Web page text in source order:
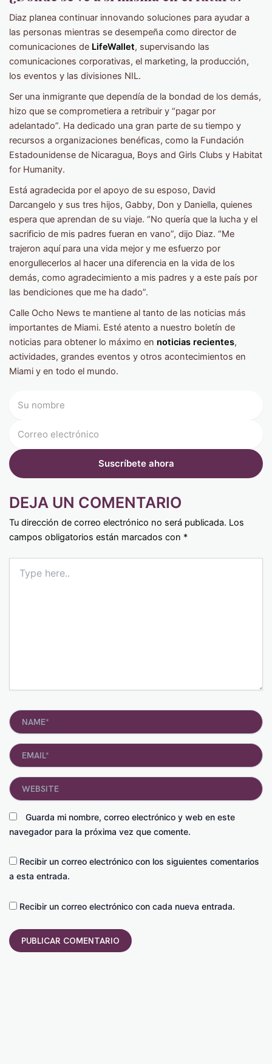
Diaz planea continuar innovando soluciones para ayudar a
las personas mientras se desempeña como director de
comunicaciones de LifeWallet, supervisando las
comunicaciones corporativas, el marketing, la producción,
los eventos y las divisiones NIL.
Ser una inmigrante que dependía de la bondad de los demás,
hizo que se comprometiera a retribuir y “pagar por
adelantado”. Ha dedicado una gran parte de su tiempo y
recursos a organizaciones benéficas, como la Fundación
Estadounidense de Nicaragua, Boys and Girls Clubs y Habitat
for Humanity.
Está agradecida por el apoyo de su esposo, David
Darcangelo y sus tres hijos, Gabby, Don y Daniella, quienes
espera que aprendan de su viaje. “No quería que la lucha y el
sacrificio de mis padres fueran en vano”, dijo Diaz. “Me
trajeron aquí para una vida mejor y me esfuerzo por
enorgullecerlos al hacer una diferencia en la vida de los
demás, como agradecimiento a mis padres y a este país por
las bendiciones que me ha dado”.
Calle Ocho News te mantiene al tanto de las noticias más
importantes de Miami. Esté atento a nuestro boletín de
noticias para obtener lo máximo en noticias recientes,
actividades, grandes eventos y otros acontecimientos en
Miami y en todo el mundo.
DEJA UN COMENTARIO
Tu dirección de correo electrónico no será publicada. Los
campos obligatorios están marcados con *
here..
Name*
Email*
Guarda mi nombre, correo electrónico y web en este
navegador para la próxima vez que comente.
Website
Recibir un correo electrónico con los siguientes comentarios
a esta entrada.
Recibir un correo electrónico con cada nueva entrada.